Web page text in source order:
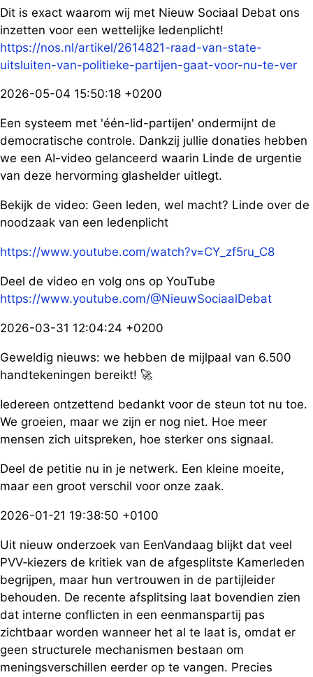
Dit is exact waarom wij met Nieuw Sociaal Debat ons
inzetten voor een wettelijke ledenplicht!
https://nos.nl/artikel/2614821-raad-van-state-
uitsluiten-van-politieke-partijen-gaat-voor-nu-te-ver
2026-05-04 15:50:18 +0200
Een systeem met 'één-lid-partijen' ondermijnt de
democratische controle. Dankzij jullie donaties hebben
we een AI-video gelanceerd waarin Linde de urgentie
van deze hervorming glashelder uitlegt.
Bekijk de video: Geen leden, wel macht? Linde over de
noodzaak van een ledenplicht
https://www.youtube.com/watch?v=CY_zf5ru_C8
Deel de video en volg ons op YouTube
https://www.youtube.com/@NieuwSociaalDebat
2026-03-31 12:04:24 +0200
Geweldig nieuws: we hebben de mijlpaal van 6.500
handtekeningen bereikt! 🚀
Iedereen ontzettend bedankt voor de steun tot nu toe.
We groeien, maar we zijn er nog niet. Hoe meer
mensen zich uitspreken, hoe sterker ons signaal.
Deel de petitie nu in je netwerk. Een kleine moeite,
maar een groot verschil voor onze zaak.
2026-01-21 19:38:50 +0100
Uit nieuw onderzoek van EenVandaag blijkt dat veel
PVV‑kiezers de kritiek van de afgesplitste Kamerleden
begrijpen, maar hun vertrouwen in de partijleider
behouden. De recente afsplitsing laat bovendien zien
dat interne conflicten in een eenmanspartij pas
zichtbaar worden wanneer het al te laat is, omdat er
geen structurele mechanismen bestaan om
meningsverschillen eerder op te vangen. Precies